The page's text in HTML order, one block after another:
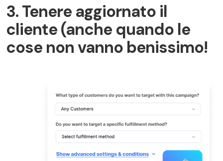
3. Tenere aggiornato il
cliente (anche quando le
cose non vanno benissimo!